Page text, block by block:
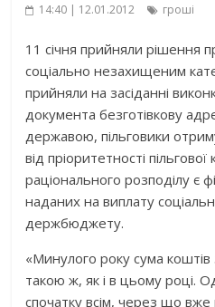
14:40 | 12.01.2012 гроші
11 січня прийняли рішення
соціально незахищеним
прийняли на засіданні
документа безготівкову
державою, пільговики
від пріоритетності
раціонального розподілу є
наданих на виплату
держбюджету.
«Минулого року сума
такою ж, як і в цьому році.
спочатку всім, через що вже